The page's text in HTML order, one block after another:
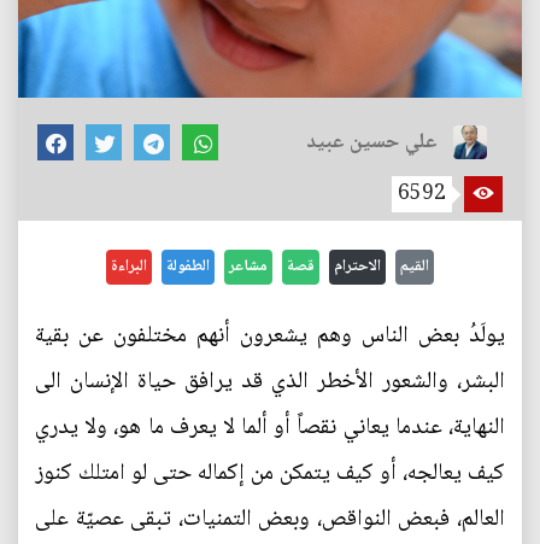
علي حسين عبيد
6592
القيم الاحترام قصة مشاعر الطفولة البراءة
يولَدُ بعض الناس وهم يشعرون أنهم مختلفون عن بقية
البشر، والشعور الأخطر الذي قد يرافق حياة الإنسان الى
النهاية، عندما يعاني نقصاً أو ألما لا يعرف ما هو، ولا يدري
كيف يعالجه، أو كيف يتمكن من إكماله حتى لو امتلك كنوز
العالم، فبعض النواقص، وبعض التمنيات، تبقى عصيّة على